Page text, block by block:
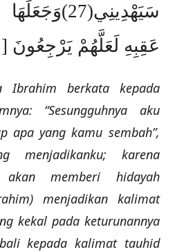
عَقِبِهِ لَعَلَّهُمْ يَرْجِعُونَ
Ibrahim berkata kepada
“Sesungguhnya aku
apa yang kamu sembah”,
menjadikanku; karena
akan memberi hidayah
menjadikan kalimat
kekal pada keturunannya
kepada kalimat tauhid